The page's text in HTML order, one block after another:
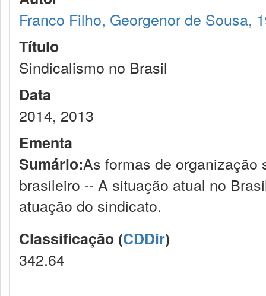
Franco Filho, Georgenor de Sousa,
Título
Sindicalismo no Brasil
Data
2014, 2013
Ementa
Sumário:As formas de
brasileiro -- A situação atual no
atuação do sindicato.
Classificação (CDDir)
342.64